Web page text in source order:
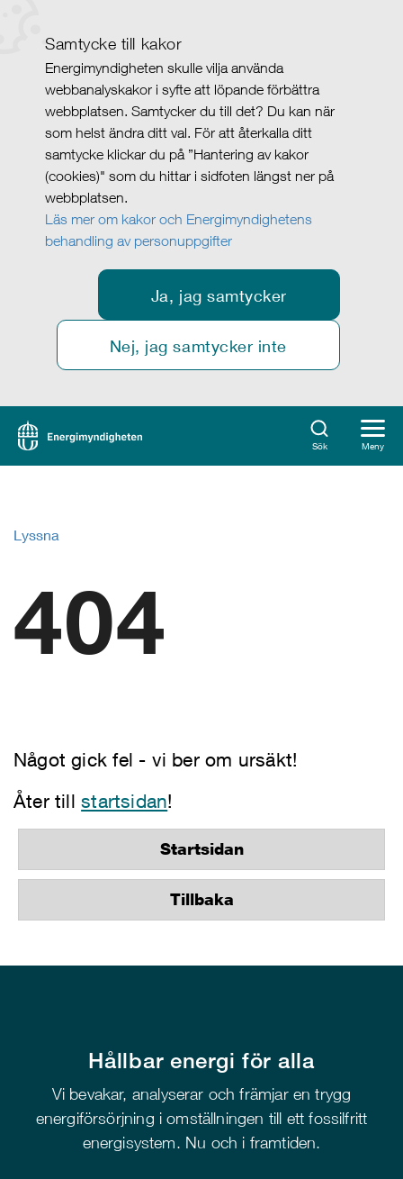
Samtycke till kakor
Energimyndigheten skulle vilja använda
webbanalyskakor i syfte att löpande förbättra
webbplatsen. Samtycker du till det? Du kan när
som helst ändra ditt val. För att återkalla ditt
samtycke klickar du på ”Hantering av kakor
(cookies)" som du hittar i sidfoten längst ner på
webbplatsen.
Läs mer om kakor och Energimyndighetens
behandling av personuppgifter
Ja, jag samtycker
Nej, jag samtycker inte
Sök Meny
Lyssna
404
Något gick fel - vi ber om ursäkt!
Åter tillstartsidan!
Startsidan
Tillbaka
Hållbar energi för alla
Vi bevakar, analyserar och främjar en trygg
energiförsörjning i omställningen till ett fossilfritt
energisystem. Nu och i framtiden.